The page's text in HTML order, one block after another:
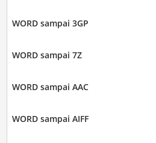
WORD sampai 3GP
WORD sampai 7Z
WORD sampai AAC
WORD sampai AIFF